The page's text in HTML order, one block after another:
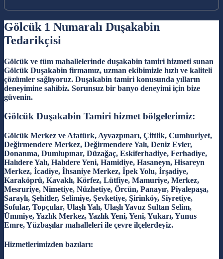
Gölcük 1 Numaralı Duşakabin
Tedarikçisi
Gölcük ve tüm mahallelerinde duşakabin tamiri hizmeti sunan
Gölcük Duşakabin firmamız, uzman ekibimizle hızlı ve kaliteli
çözümler sağlıyoruz. Duşakabin tamiri konusunda yılların
deneyimine sahibiz. Sorunsuz bir banyo deneyimi için bize
güvenin.
Gölcük Duşakabin Tamiri hizmet bölgelerimiz:
Gölcük Merkez ve Atatürk, Ayvazpınarı, Çiftlik, Cumhuriyet,
Değirmendere Merkez, Değirmendere Yalı, Deniz Evler,
Donanma, Dumlupınar, Düzağaç, Eskiferhadiye, Ferhadiye,
Halıdere Yalı, Halıdere Yeni, Hamidiye, Hasaneyn, Hisareyn
Merkez, İcadiye, İhsaniye Merkez, İpek Yolu, İrşadiye,
Karaköprü, Kavaklı, Körfez, Lütfiye, Mamuriye, Merkez,
Mesruriye, Nimetiye, Nüzhetiye, Örcün, Panayır, Piyalepaşa,
Saraylı, Şehitler, Selimiye, Şevketiye, Şirinköy, Siyretiye,
Sofular, Topçular, Ulaşlı Yalı, Ulaşlı Yavuz Sultan Selim,
Ümmiye, Yazlık Merkez, Yazlık Yeni, Yeni, Yukarı, Yunus
Emre, Yüzbaşılar mahalleleri ile çevre ilçelerdeyiz.
Hizmetlerimizden bazıları: